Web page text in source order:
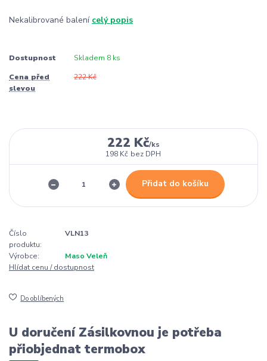
Nekalibrované balení celý popis
Dostupnost Skladem 8 ks
Cena před
slevou
222 Kč
222 Kč/ks
198 Kč bez DPH
Přidat do košíku
Číslo
produktu:
VLN13
Výrobce:
Maso Veleň
Hlídat cenu / dostupnost
Do oblíbených
U doručení Zásilkovnou je potřeba
přiobjednat termobox